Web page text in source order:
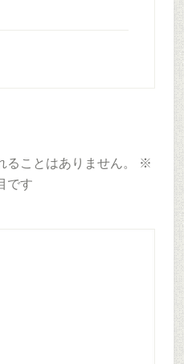
ことはありません。
※
です